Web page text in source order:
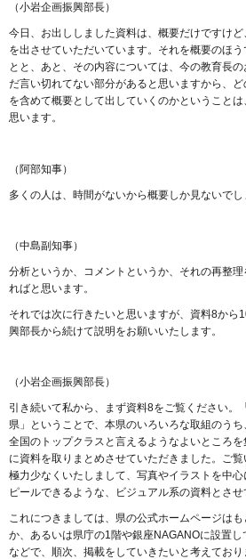
（小岩企画振興部長）
今日、お出ししました資料は、概要だけですけ
を出させていただいています。それを概要のほ
とと、あと、その内容については、今の教育長
だ言い切れてない部分があると思いますから、
を含めて概要として出していくのかということ
思います。
（阿部知事）
多くの人は、時間がないから概要しか見ないでし
（中島副知事）
分析というか、コメントというか、それの再整
ればと思います。
それでは次に行きたいと思いますが、資料8から
興部長から続けて説明をお願いいたします。
（小岩企画振興部長）
引き続いて私から、まず資料8をご覧ください
県」ということで、本県のいろいろな取組のう
全国のトップクラスと言えるようなよいところ
に資料を取りまとめさせていただきました。ご
極力少なくいたしまして、写真やイラストを中
ピールできるような、ビジュアル系の資料とさせ
これにつきましては、県の公式ホームページは
か、あるいは県庁の1階や銀座NAGANOに設置
などで、順次、掲載をしていきたいと考えており